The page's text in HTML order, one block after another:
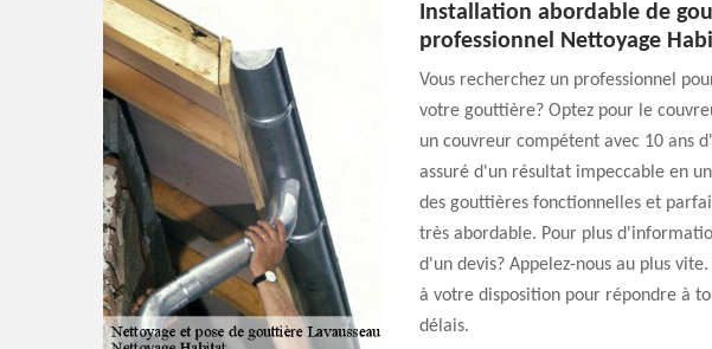
Installation abordable de
professionnel Nettoyage
Vous recherchez un professionnel
votre gouttière? Optez pour le
un couvreur compétent avec 10 ans
assuré d'un résultat impeccable en
des gouttières fonctionnelles et
très abordable. Pour plus
d'un devis? Appelez-nous au plus
à votre disposition pour répondre à
délais.